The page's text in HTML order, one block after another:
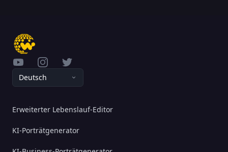
YouTubeInstagramTwitter
Deutsch
Erweiterter Lebenslauf-Editor
KI-Porträtgenerator